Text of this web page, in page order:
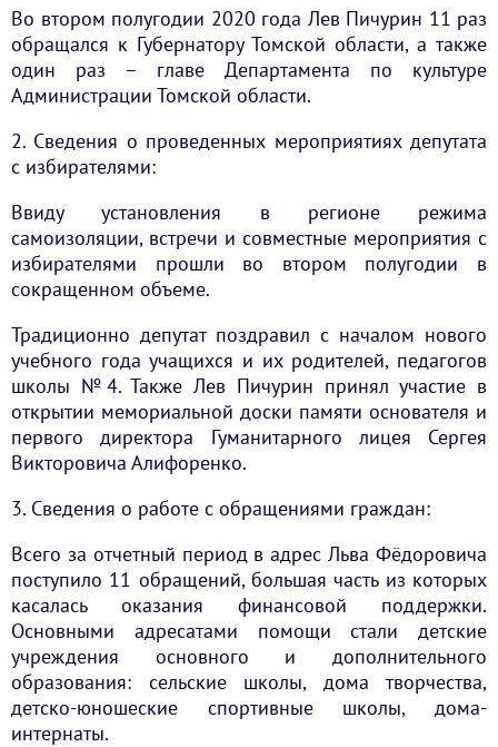
Во втором полугодии 2020 года Лев Пичурин 11 раз
обращался к Губернатору Томской области, а также
один раз – главе Департамента по культуре
Администрации Томской области.
2. Сведения о проведенных мероприятиях депутата
с избирателями:
Ввиду установления в регионе режима
самоизоляции, встречи и совместные мероприятия с
избирателями прошли во втором полугодии в
сокращенном объеме.
Традиционно депутат поздравил с началом нового
учебного года учащихся и их родителей, педагогов
школы №4. Также Лев Пичурин принял участие в
открытии мемориальной доски памяти основателя и
первого директора Гуманитарного лицея Сергея
Викторовича Алифоренко.
3. Сведения о работе с обращениями граждан:
Всего за отчетный период в адрес Льва Фёдоровича
поступило 11 обращений, большая часть из которых
касалась оказания финансовой поддержки.
Основными адресатами помощи стали детские
учреждения основного и дополнительного
образования: сельские школы, дома творчества,
детско-юношеские спортивные школы, дома-
интернаты.